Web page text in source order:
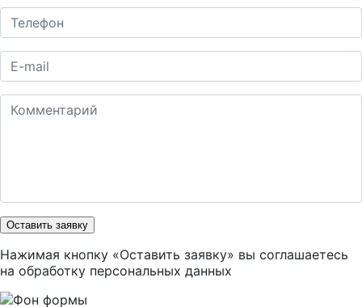
Оставить заявку
Нажимая кнопку «Оставить заявку» вы соглашаетесь
на обработку персональных данных